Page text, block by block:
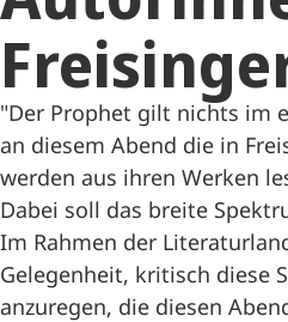
"Der Prophet gilt nichts im
an diesem Abend die in
werden aus ihren Werken
Dabei soll das breite
Im Rahmen der
Gelegenheit, kritisch diese
anzuregen, die diesen